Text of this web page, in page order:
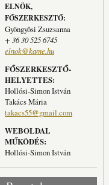
ELNÖK,
FŐSZERKESZTŐ:
Gyöngyösi Zsuzsanna
+ 36 30 525 6745
elnok@kame.hu
FŐSZERKESZTŐ-
HELYETTES:
Hollósi-Simon István
Takács Mária
takacs55@gmail.com
WEBOLDAL
MŰKÖDÉS:
Hollósi-Simon István